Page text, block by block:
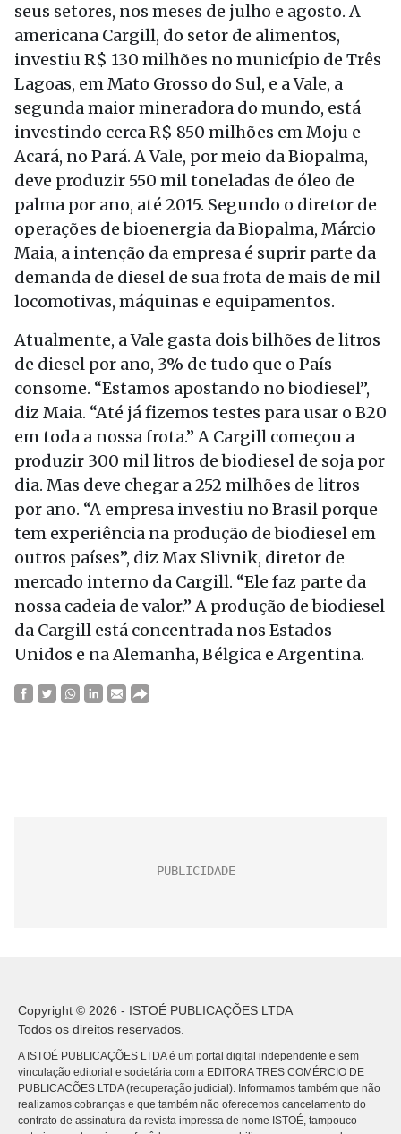
seus setores, nos meses de julho e agosto. A
americana Cargill, do setor de alimentos,
investiu R$ 130 milhões no município de Três
Lagoas, em Mato Grosso do Sul, e a Vale, a
segunda maior mineradora do mundo, está
investindo cerca R$ 850 milhões em Moju e
Acará, no Pará. A Vale, por meio da Biopalma,
deve produzir 550 mil toneladas de óleo de
palma por ano, até 2015. Segundo o diretor de
operações de bioenergia da Biopalma, Márcio
Maia, a intenção da empresa é suprir parte da
demanda de diesel de sua frota de mais de mil
locomotivas, máquinas e equipamentos.
Atualmente, a Vale gasta dois bilhões de litros
de diesel por ano, 3% de tudo que o País
consome. “Estamos apostando no biodiesel”,
diz Maia. “Até já fizemos testes para usar o B20
em toda a nossa frota.” A Cargill começou a
produzir 300 mil litros de biodiesel de soja por
dia. Mas deve chegar a 252 milhões de litros
por ano. “A empresa investiu no Brasil porque
tem experiência na produção de biodiesel em
outros países”, diz Max Slivnik, diretor de
mercado interno da Cargill. “Ele faz parte da
nossa cadeia de valor.” A produção de biodiesel
da Cargill está concentrada nos Estados
Unidos e na Alemanha, Bélgica e Argentina.
Copyright © 2026 - ISTOÉ PUBLICAÇÕES LTDA
Todos os direitos reservados.
A ISTOÉ PUBLICAÇÕES LTDA é um portal digital independente e sem
vinculação editorial e societária com a EDITORA TRES COMÉRCIO DE
PUBLICACÕES LTDA (recuperação judicial). Informamos também que não
realizamos cobranças e que também não oferecemos cancelamento do
contrato de assinatura da revista impressa de nome ISTOÉ, tampouco